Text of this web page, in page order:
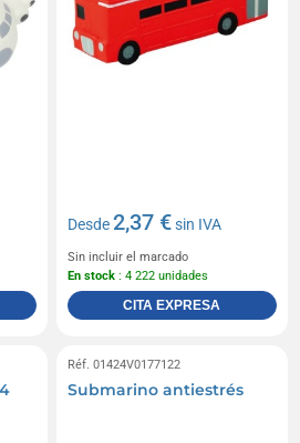
Desde2,37 €sin IVA
Sin incluir el marcado
En stock : 4 222 unidades
CITA EXPRESA
Réf. 01424V0177122
Submarino antiestrés